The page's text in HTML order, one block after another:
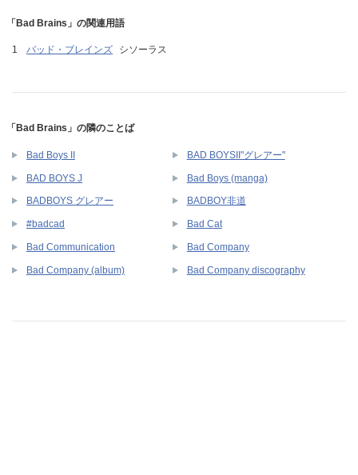
「Bad Brains」の関連用語
バッド・ブレインズ シソーラス
「Bad Brains」の隣のことば
Bad Boys II BAD BOYSII"グレアー"
BAD BOYS J Bad Boys (manga)
BADBOYS グレアー BADBOY非道
#badcad Bad Cat
Bad Communication Bad Company
Bad Company (album) Bad Company discography